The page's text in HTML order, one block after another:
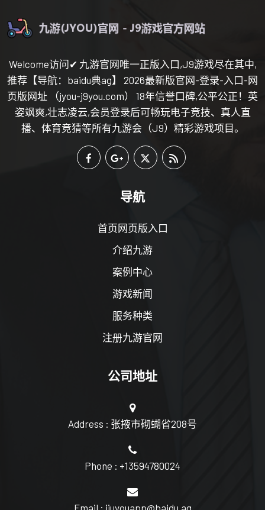
Welcome访问✔ 九游官网唯一正版入口,J9游戏尽在其中,
推荐【导航：baidu典ag】 2026最新版官网-登录-入口-网
页版网址 （jyou-j9you.com） 18年信誉口碑,公平公正！英
姿飒爽,壮志凌云,会员登录后可畅玩电子竞技、真人直
播、体育竞猜等所有九游会（J9）精彩游戏项目。
导航
首页网页版入口
介绍九游
案例中心
游戏新闻
服务种类
注册九游官网
公司地址
Address : 张掖市砌蝴省208号
Phone : +13594780024